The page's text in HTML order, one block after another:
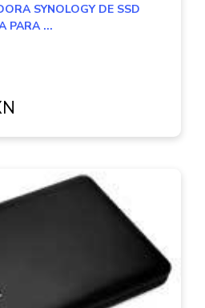
SYNOLOGY DE SSD
PARA ...